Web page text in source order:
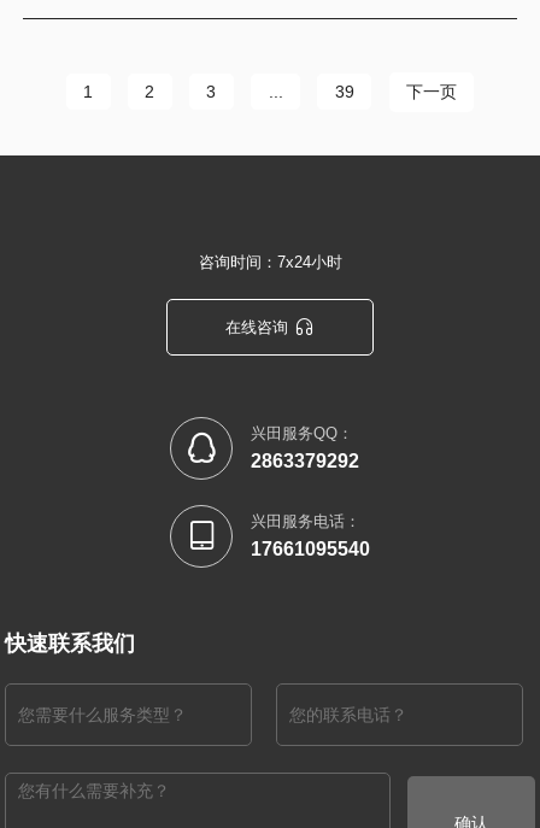
1 2 3 ... 39 下一页
咨询时间：7x24小时
在线咨询 
 兴田服务QQ：
2863379292
 兴田服务电话：
17661095540
快速联系我们
确认